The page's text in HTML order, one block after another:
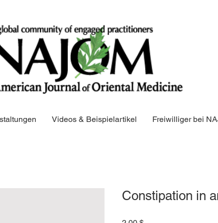
Videos & Beispielartikel Freiwilliger bei
Constipation in